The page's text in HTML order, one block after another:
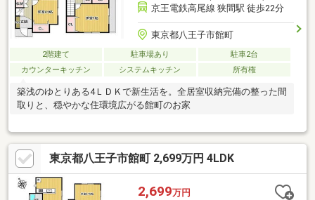
京王電鉄高尾線 狭間駅 徒歩22分
東京都八王子市館町
2階建て 駐車場あり
駐車2台
カウンターキッチン
システムキッチン 所有権
築浅のゆとりある4ＬＤＫで新生活を。全居室収納完備の整った間
取りと、穏やかな住環境広がる館町のお家
東京都八王子市館町 2,699万円 4LDK
2,699万円